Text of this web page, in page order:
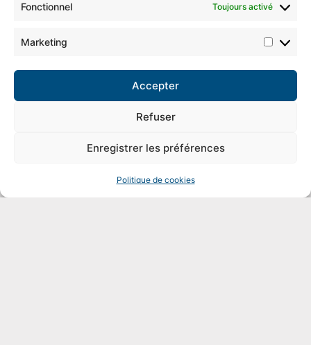
Fonctionnel Toujours activé
Marketing
Accepter
Refuser
Enregistrer les préférences
Politique de cookies